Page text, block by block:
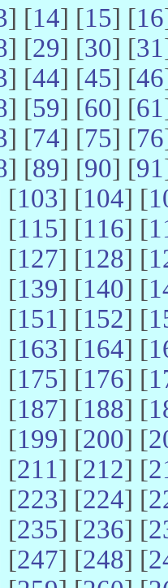
] [14] [15] [16
] [29] [30] [31
] [44] [45] [46
] [59] [60] [61
] [74] [75] [76
] [89] [90] [91
[103] [104] [
[115] [116] [
[127] [128] [
[139] [140] [
[151] [152] [
[163] [164] [
[175] [176] [
[187] [188] [
[199] [200] [
[211] [212] [
[223] [224] [
[235] [236] [
[247] [248] [